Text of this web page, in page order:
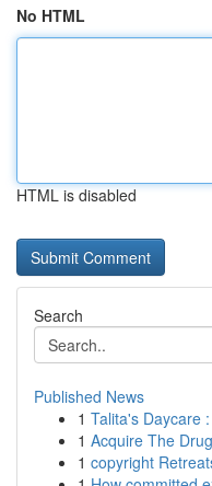
No HTML
HTML is disabled
Search
Published News
1 Talita's Daycare
1 Acquire The
1 copyright